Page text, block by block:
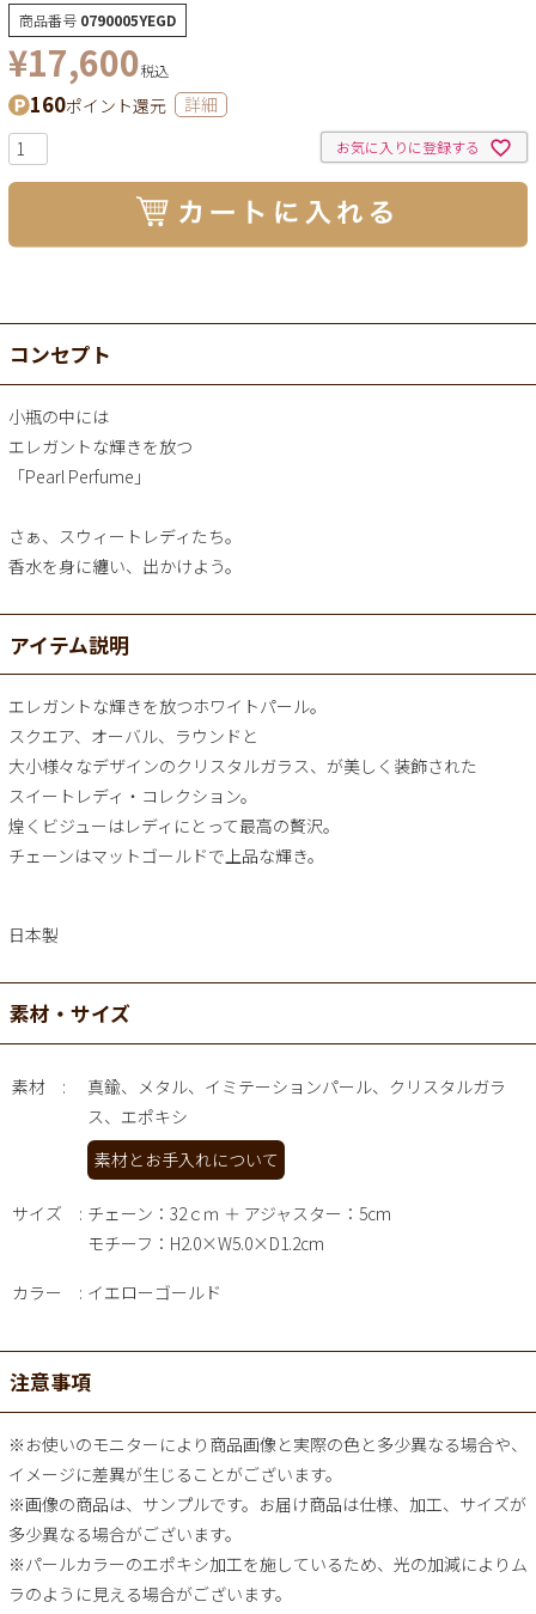
商品番号 0790005YEGD
¥17,600税込
160ポイント還元 詳細
お気に入りに登録する
コンセプト
小瓶の中には
エレガントな輝きを放つ
「Pearl Perfume」
さぁ、スウィートレディたち。
香水を身に纏い、出かけよう。
アイテム説明
エレガントな輝きを放つホワイトパール。
スクエア、オーバル、ラウンドと
大小様々なデザインのクリスタルガラス、が美しく装飾された
スイートレディ・コレクション。
煌くビジューはレディにとって最高の贅沢。
チェーンはマットゴールドで上品な輝き。
日本製
素材・サイズ
素材
真鍮、メタル、イミテーションパール、クリスタルガラ
ス、エポキシ
素材とお手入れについて
サイズ
チェーン：32ｃｍ ＋ アジャスター：5cm
モチーフ：H2.0×W5.0×D1.2cm
カラー イエローゴールド
注意事項
※お使いのモニターにより商品画像と実際の色と多少異なる場合や、
イメージに差異が生じることがございます。
※画像の商品は、サンプルです。お届け商品は仕様、加工、サイズが
多少異なる場合がございます。
※パールカラーのエポキシ加工を施しているため、光の加減によりム
ラのように見える場合がございます。